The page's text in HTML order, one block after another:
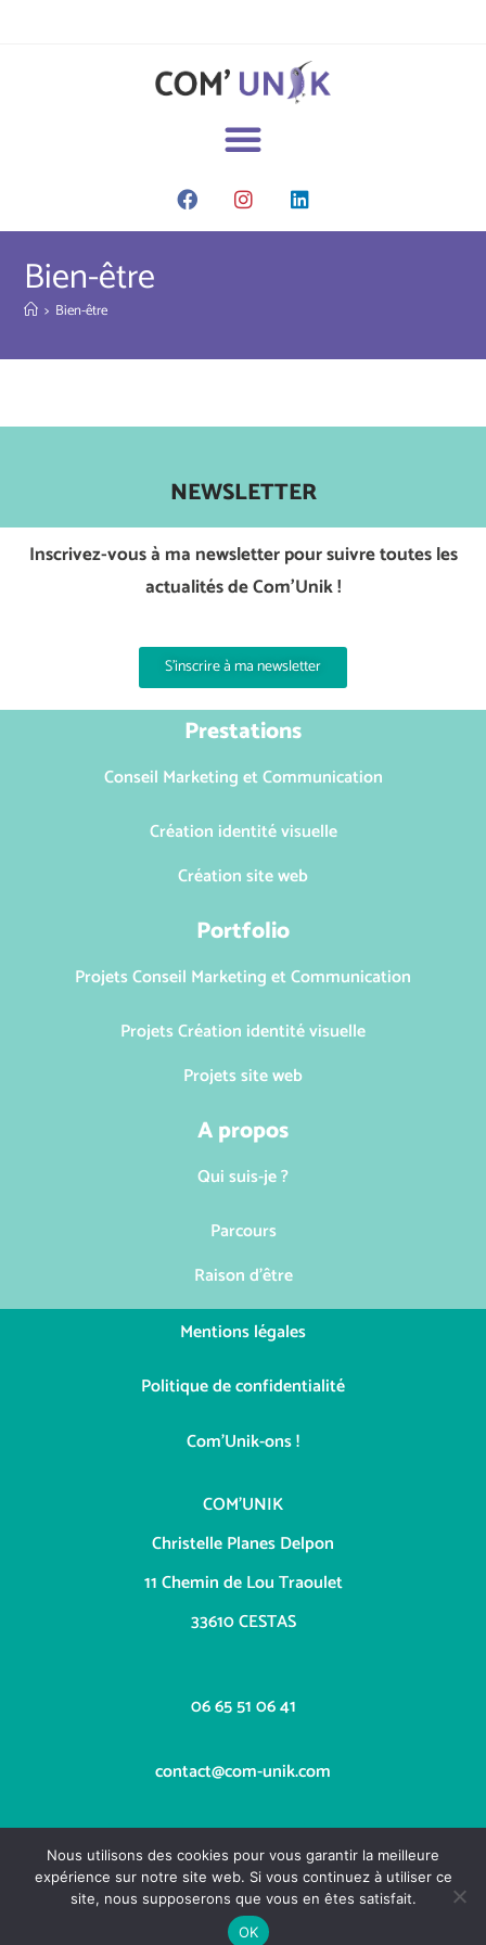
Bien-être
> Bien-être
NEWSLETTER
Inscrivez-vous à ma newsletter pour suivre toutes les
actualités de Com’Unik !
S'inscrire à ma newsletter
Prestations
Conseil Marketing et Communication
Création identité visuelle
Création site web
Portfolio
Projets Conseil Marketing et Communication
Projets Création identité visuelle
Projets site web
A propos
Qui suis-je ?
Parcours
Raison d'être
Mentions légales
Politique de confidentialité
Com'Unik-ons !
COM’UNIK
Christelle Planes Delpon
11 Chemin de Lou Traoulet
33610 CESTAS
06 65 51 06 41
contact@com-unik.com
Nous utilisons des cookies pour vous garantir la meilleure
expérience sur notre site web. Si vous continuez à utiliser ce
site, nous supposerons que vous en êtes satisfait.
OK